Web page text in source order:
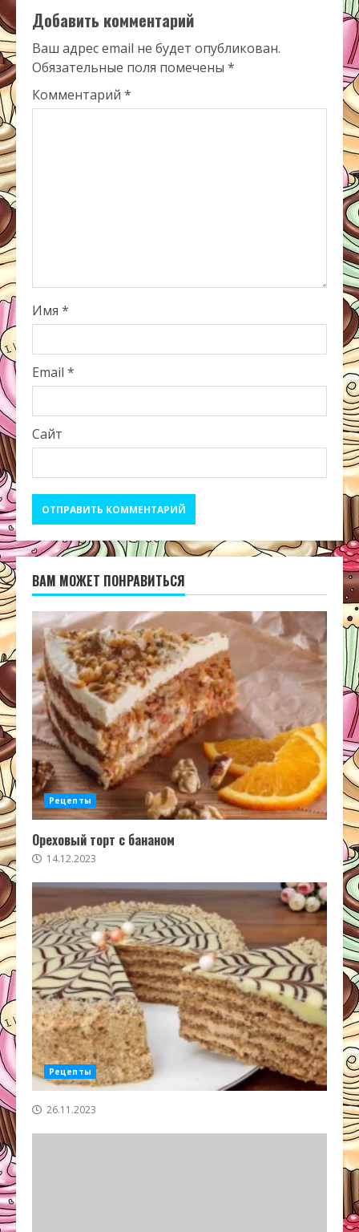
Добавить комментарий
Ваш адрес email не будет опубликован.
Обязательные поля помечены *
Комментарий *
Имя *
Email *
Сайт
ВАМ МОЖЕТ ПОНРАВИТЬСЯ
Рецепты
Ореховый торт с бананом
14.12.2023
Рецепты
26.11.2023